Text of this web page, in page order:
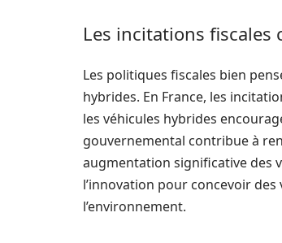
Les incitations fiscales
Les politiques fiscales bien
hybrides. En France, les
les véhicules hybrides
gouvernemental contribue à
augmentation significative des
l’innovation pour concevoir
l’environnement.